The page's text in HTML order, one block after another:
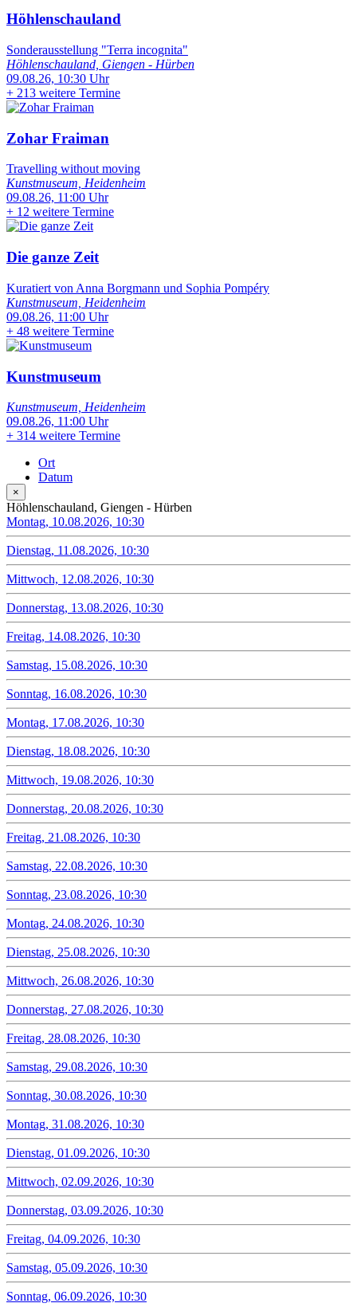
Höhlenschauland
Sonderausstellung "Terra incognita"
Höhlenschauland, Giengen - Hürben
09.08.26, 10:30 Uhr
+ 213 weitere Termine
Zohar Fraiman
Travelling without moving
Kunstmuseum, Heidenheim
09.08.26, 11:00 Uhr
+ 12 weitere Termine
Die ganze Zeit
Kuratiert von Anna Borgmann und Sophia Pompéry
Kunstmuseum, Heidenheim
09.08.26, 11:00 Uhr
+ 48 weitere Termine
Kunstmuseum
Kunstmuseum, Heidenheim
09.08.26, 11:00 Uhr
+ 314 weitere Termine
Ort
Datum
×
Höhlenschauland, Giengen - Hürben
Montag, 10.08.2026, 10:30
Dienstag, 11.08.2026, 10:30
Mittwoch, 12.08.2026, 10:30
Donnerstag, 13.08.2026, 10:30
Freitag, 14.08.2026, 10:30
Samstag, 15.08.2026, 10:30
Sonntag, 16.08.2026, 10:30
Montag, 17.08.2026, 10:30
Dienstag, 18.08.2026, 10:30
Mittwoch, 19.08.2026, 10:30
Donnerstag, 20.08.2026, 10:30
Freitag, 21.08.2026, 10:30
Samstag, 22.08.2026, 10:30
Sonntag, 23.08.2026, 10:30
Montag, 24.08.2026, 10:30
Dienstag, 25.08.2026, 10:30
Mittwoch, 26.08.2026, 10:30
Donnerstag, 27.08.2026, 10:30
Freitag, 28.08.2026, 10:30
Samstag, 29.08.2026, 10:30
Sonntag, 30.08.2026, 10:30
Montag, 31.08.2026, 10:30
Dienstag, 01.09.2026, 10:30
Mittwoch, 02.09.2026, 10:30
Donnerstag, 03.09.2026, 10:30
Freitag, 04.09.2026, 10:30
Samstag, 05.09.2026, 10:30
Sonntag, 06.09.2026, 10:30